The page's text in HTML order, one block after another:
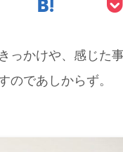
っかけや、感じた
のであしからず。